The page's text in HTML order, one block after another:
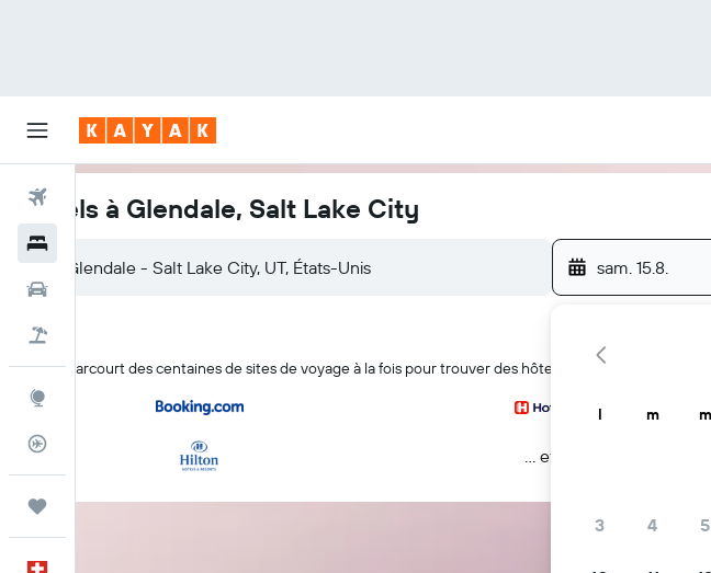
Vols
Trips
Hôtels à Glendale, Salt Lake City
sam. 15.8.
KAYAK parcourt des centaines de sites de voyage à la fois pour trouver des hôtels à Glendale
… et plus
l m m
3 4 5